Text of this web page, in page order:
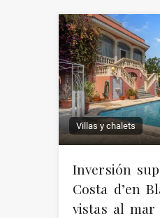
Villas y chalets
Inversión
Costa d’en
vistas al mar